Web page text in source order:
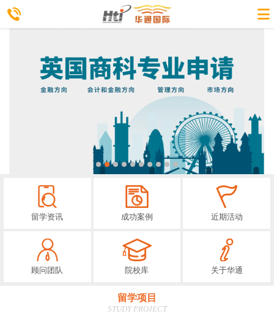
留学资讯 成功案例 近期活动
顾问团队 院校库 关于华通
留学项目
STUDY PROJECT